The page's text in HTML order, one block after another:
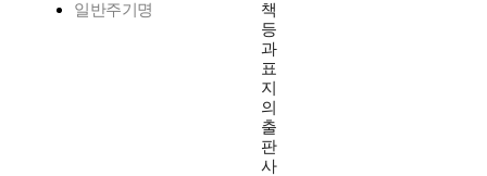
일반주기명
책
등
과
표
지
의
출
판
사